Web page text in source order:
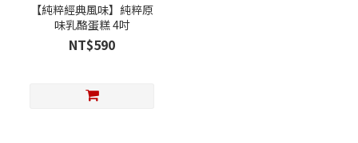
【純粹經典風味】純粹原
味乳酪蛋糕 4吋
NT$590